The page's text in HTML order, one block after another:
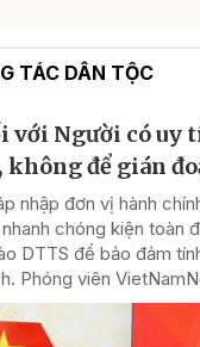
TÁC DÂN TỘC
với Người có uy
để gián
nhập đơn vị hành
chóng kiện toàn
DTTS để bảo đảm
Phóng viên